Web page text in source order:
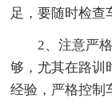
足，要随时检查
2、注意严
够，尤其在路训
经验，严格控制